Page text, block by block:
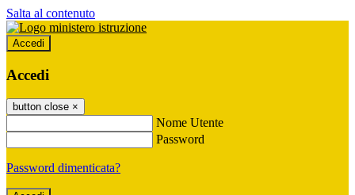
Salta al contenuto
Accedi
Accedi
button close ×
Nome Utente
Password
Password dimenticata?